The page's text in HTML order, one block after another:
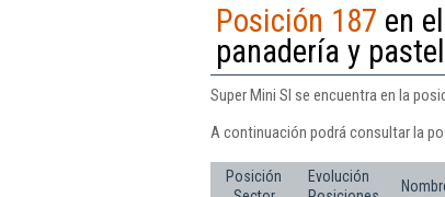
Posición 187 en
panadería y
Super Mini Sl se encuentra en la
A continuación podrá consultar la
Posición
Evolución